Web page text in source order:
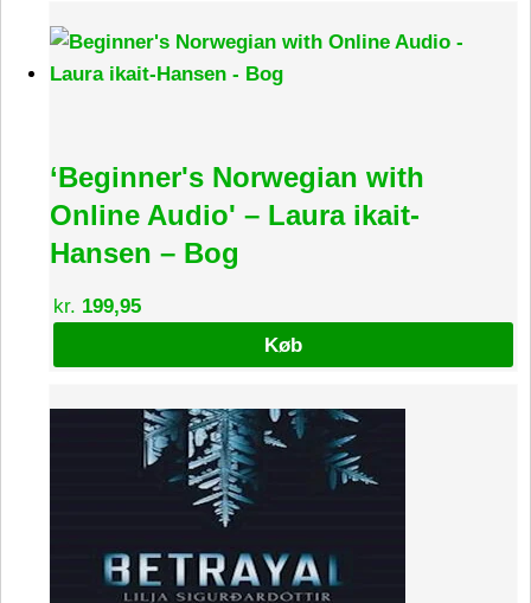
‘Beginner's Norwegian with
Online Audio' – Laura ikait-
Hansen – Bog
kr. 199,95
Køb